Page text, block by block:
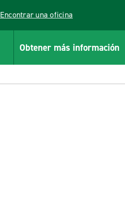
Encontrar una oficina
Obtener más información